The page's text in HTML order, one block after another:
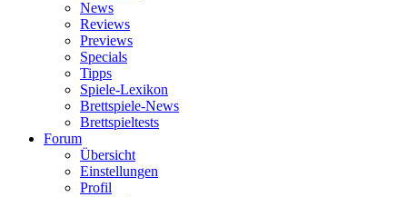
News
Reviews
Previews
Specials
Tipps
Spiele-Lexikon
Brettspiele-News
Brettspieltests
Forum
Übersicht
Einstellungen
Profil